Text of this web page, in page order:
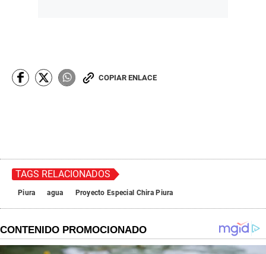
COPIAR ENLACE
TAGS RELACIONADOS
Piura agua Proyecto Especial Chira Piura